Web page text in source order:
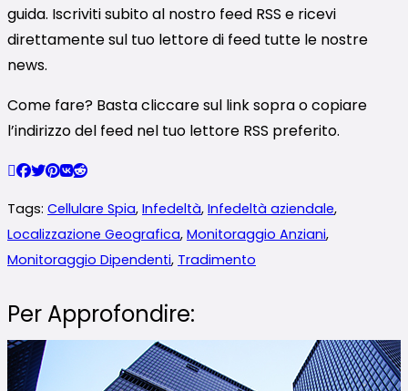
guida. Iscriviti subito al nostro feed RSS e ricevi
direttamente sul tuo lettore di feed tutte le nostre
news.
Come fare? Basta cliccare sul link sopra o copiare
l’indirizzo del feed nel tuo lettore RSS preferito.
Tags: Cellulare Spia, Infedeltà, Infedeltà aziendale,
Localizzazione Geografica, Monitoraggio Anziani,
Monitoraggio Dipendenti, Tradimento
Per Approfondire: